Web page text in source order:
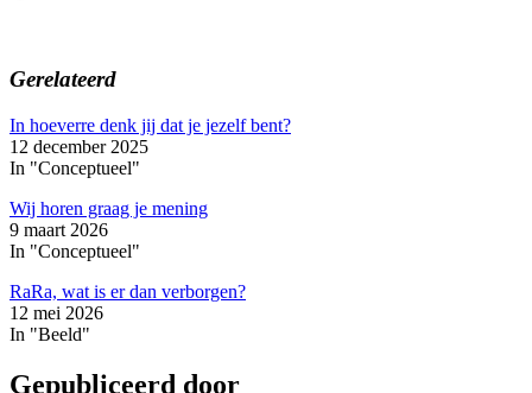
Gerelateerd
In hoeverre denk jij dat je jezelf bent?
12 december 2025
In "Conceptueel"
Wij horen graag je mening
9 maart 2026
In "Conceptueel"
RaRa, wat is er dan verborgen?
12 mei 2026
In "Beeld"
Gepubliceerd door